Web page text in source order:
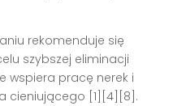
rekomenduje się
szybszej eliminacji
wspiera pracę nerek i
cieniującego [1][4][8].